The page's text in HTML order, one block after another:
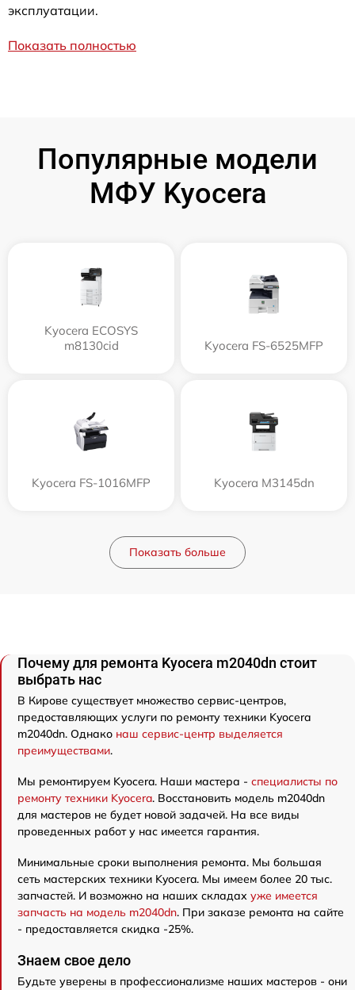
эксплуатации.
Показать полностью
Популярные модели
МФУ Kyocera
Kyocera ECOSYS
m8130cid
Kyocera FS-6525MFP
Kyocera FS-1016MFP Kyocera M3145dn
Показать больше
Почему для ремонта Kyocera m2040dn стоит
выбрать нас
В Кирове существует множество сервис-центров,
предоставляющих услуги по ремонту техники Kyocera
m2040dn. Однако наш сервис-центр выделяется
преимуществами.
Мы ремонтируем Kyocera. Наши мастера - специалисты по
ремонту техники Kyocera. Восстановить модель m2040dn
для мастеров не будет новой задачей. На все виды
проведенных работ у нас имеется гарантия.
Минимальные сроки выполнения ремонта. Мы большая
сеть мастерских техники Kyocera. Мы имеем более 20 тыс.
запчастей. И возможно на наших складах уже имеется
запчасть на модель m2040dn. При заказе ремонта на сайте
- предоставляется скидка -25%.
Знаем свое дело
Будьте уверены в профессионализме наших мастеров - они